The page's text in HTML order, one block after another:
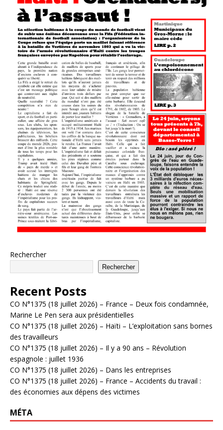
Rechercher
Rechercher
Recent Posts
CO N°1375 (18 juillet 2026) – France – Deux fois condamnée,
Marine Le Pen sera aux présidentielles
CO N°1375 (18 juillet 2026) – Haïti – L’exploitation sans bornes
des travailleurs
CO N°1375 (18 juillet 2026) – Il y a 90 ans – Révolution
espagnole : juillet 1936
CO N°1375 (18 juillet 2026) – Dans les entreprises
CO N°1375 (18 juillet 2026) – France – Accidents du travail :
des économies aux dépens des victimes
MÉTA